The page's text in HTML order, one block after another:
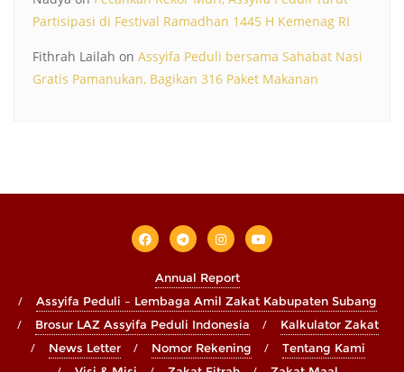
Partisipasi di Festival Ramadhan 1445 H Kemenag RI
Fithrah Lailah on Assyifa Peduli bersama Sahabat Nasi
Gratis Pamanukan, Bagikan 316 Paket Makanan
Annual Report
Assyifa Peduli – Lembaga Amil Zakat Kabupaten Subang
Brosur LAZ Assyifa Peduli Indonesia
Kalkulator Zakat
News Letter
Nomor Rekening
Tentang Kami